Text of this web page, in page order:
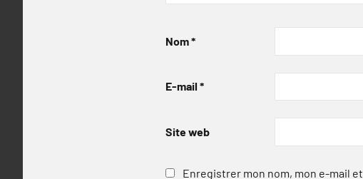
Nom*
E-mail *
Site web
Enregistrer mon nom, mon e-mail